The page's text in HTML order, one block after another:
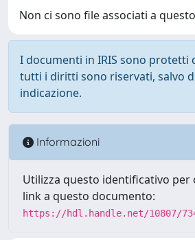
Non ci sono file associati a
I documenti in IRIS sono protetti
tutti i diritti sono riservati, salvo
indicazione.
Informazioni
Utilizza questo identificativo per
link a questo documento:
https://hdl.handle.net/10807/